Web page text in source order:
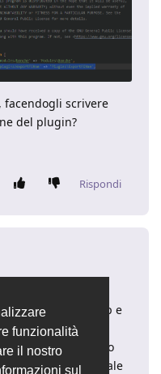
funzionalità
il nostro
sul
facendogli scrivere
del plugin?
Rispondi
un file modutil.php e
a
In questo modo
il namespace locale